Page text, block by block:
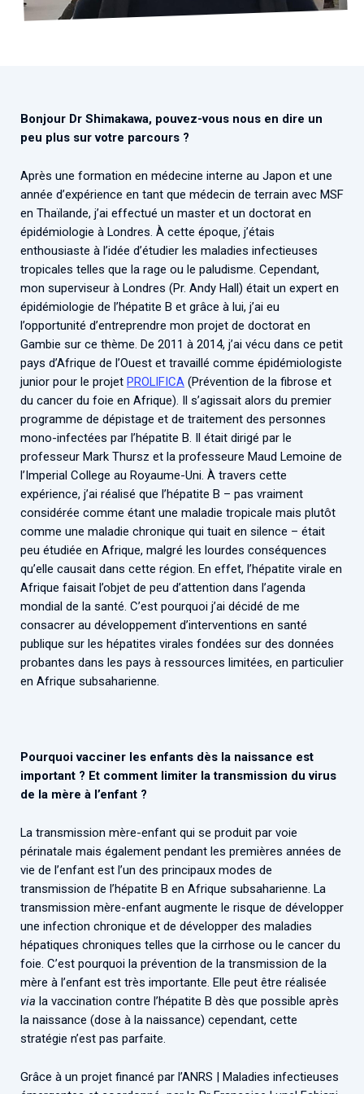
Associations de patient.e.s
Bonjour Dr Shimakawa, pouvez-vous nous en dire un
peu plus sur votre parcours ?
Après une formation en médecine interne au Japon et une
année d’expérience en tant que médecin de terrain avec MSF
en Thaïlande, j’ai effectué un master et un doctorat en
épidémiologie à Londres. À cette époque, j’étais
enthousiaste à l’idée d’étudier les maladies infectieuses
tropicales telles que la rage ou le paludisme. Cependant,
mon superviseur à Londres (Pr. Andy Hall) était un expert en
épidémiologie de l’hépatite B et grâce à lui, j’ai eu
l’opportunité d’entreprendre mon projet de doctorat en
Gambie sur ce thème. De 2011 à 2014, j’ai vécu dans ce petit
pays d’Afrique de l’Ouest et travaillé comme épidémiologiste
junior pour le projet PROLIFICA (Prévention de la fibrose et
du cancer du foie en Afrique). Il s’agissait alors du premier
programme de dépistage et de traitement des personnes
mono-infectées par l’hépatite B. Il était dirigé par le
professeur Mark Thursz et la professeure Maud Lemoine de
l’Imperial College au Royaume-Uni. À travers cette
expérience, j’ai réalisé que l’hépatite B – pas vraiment
considérée comme étant une maladie tropicale mais plutôt
comme une maladie chronique qui tuait en silence – était
peu étudiée en Afrique, malgré les lourdes conséquences
qu’elle causait dans cette région. En effet, l’hépatite virale en
Afrique faisait l’objet de peu d’attention dans l’agenda
mondial de la santé. C’est pourquoi j’ai décidé de me
consacrer au développement d’interventions en santé
publique sur les hépatites virales fondées sur des données
probantes dans les pays à ressources limitées, en particulier
en Afrique subsaharienne.
Pourquoi vacciner les enfants dès la naissance est
important ? Et comment limiter la transmission du virus
de la mère à l’enfant ?
La transmission mère-enfant qui se produit par voie
périnatale mais également pendant les premières années de
vie de l’enfant est l’un des principaux modes de
transmission de l’hépatite B en Afrique subsaharienne. La
transmission mère-enfant augmente le risque de développer
une infection chronique et de développer des maladies
hépatiques chroniques telles que la cirrhose ou le cancer du
foie. C’est pourquoi la prévention de la transmission de la
mère à l’enfant est très importante. Elle peut être réalisée
via la vaccination contre l’hépatite B dès que possible après
la naissance (dose à la naissance) cependant, cette
stratégie n’est pas parfaite.
Grâce à un projet financé par l’ANRS | Maladies infectieuses